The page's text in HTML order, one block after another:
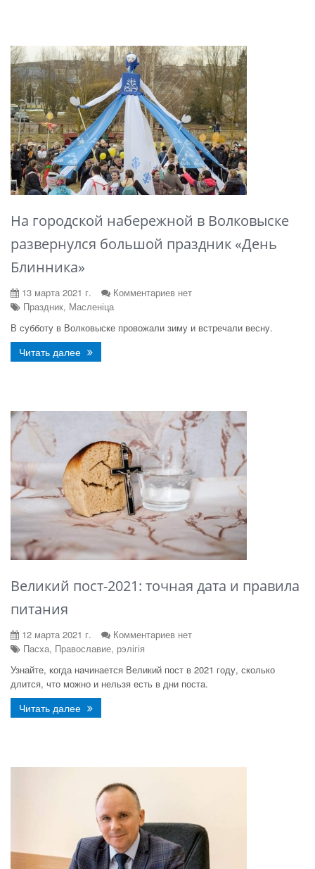
На городской набережной в Волковыске
развернулся большой праздник «День
Блинника»
13 марта 2021 г.
Комментариев нет
Праздник, Масленіца
В субботу в Волковыске провожали зиму и встречали весну.
Читать далее
Великий пост-2021: точная дата и правила
питания
12 марта 2021 г.
Комментариев нет
Пасха, Православие, рэлігія
Узнайте, когда начинается Великий пост в 2021 году, сколько
длится, что можно и нельзя есть в дни поста.
Читать далее